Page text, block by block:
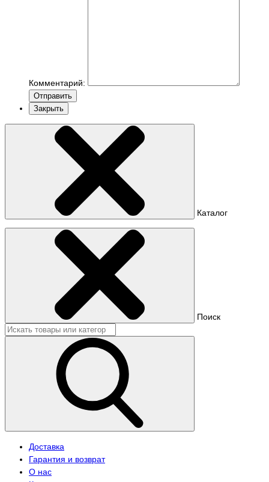
Комментарий:
Отправить
Закрыть
Каталог
Поиск
Доставка
Гарантия и возврат
О нас